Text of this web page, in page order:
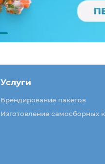
Услуги
Брендирование пакетов
Изготовление самосборных